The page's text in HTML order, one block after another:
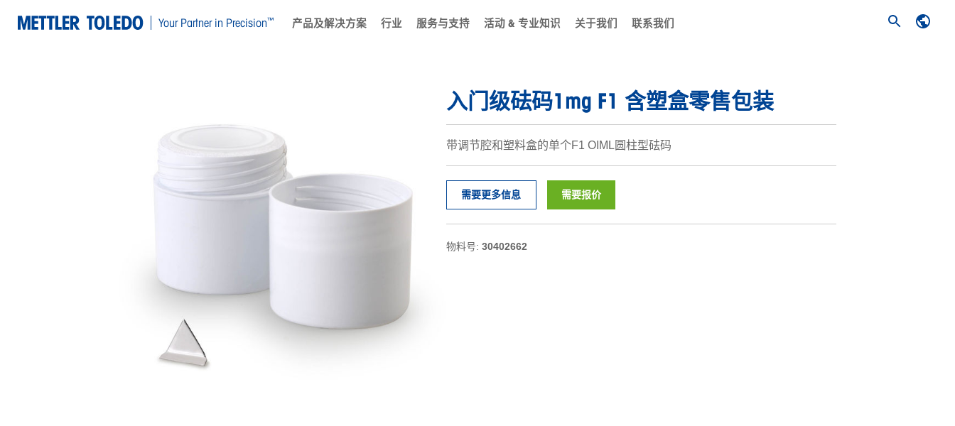
Your Partner in Precision™ 产品及解决方案 行业 服务与支持 活动 & 专业知识 关于我们 联系我们
入门级砝码1mg F1 含塑盒零售包装
带调节腔和塑料盒的单个F1 OIML圆柱型砝码
需要更多信息 需要报价
物料号: 30402662